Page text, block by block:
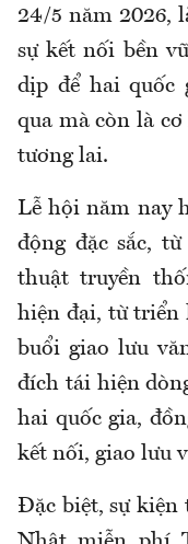
24/5 năm 2026,
sự kết nối bền
dịp để hai quốc
qua mà còn là
tương lai.
Lễ hội năm nay
động đặc sắc,
thuật truyền
hiện đại, từ triển
buổi giao lưu
đích tái hiện
hai quốc gia,
kết nối, giao lưu
Đặc biệt, sự kiện